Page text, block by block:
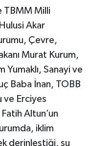
TBMM Milli
Akar
Çevre,
Murat Kurum,
Yumaklı, Sanayi ve
Baba İnan, TOBB
ve Erciyes
Altun’un
iklim
derinleştiği, su